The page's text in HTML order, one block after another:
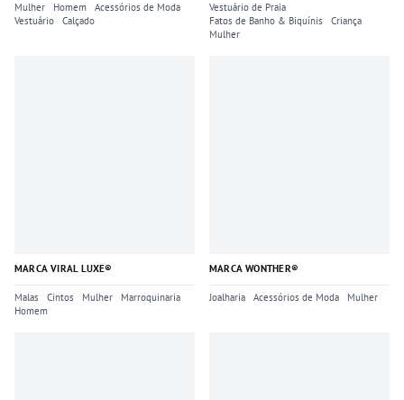
Mulher Homem
Acessórios de Moda
Vestuário
Calçado
Vestuário de Praia
Fatos de Banho & Biquínis
Criança
Mulher
MARCA VIRAL LUXE®
Malas Cintos Mulher
Marroquinaria
Homem
MARCA WONTHER®
Joalharia Acessórios de Moda Mulher